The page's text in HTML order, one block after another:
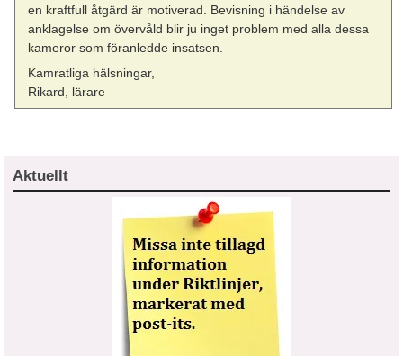
en kraftfull åtgärd är motiverad. Bevisning i händelse av
anklagelse om övervåld blir ju inget problem med alla dessa
kameror som föranledde insatsen.
Kamratliga hälsningar,
Rikard, lärare
Aktuellt